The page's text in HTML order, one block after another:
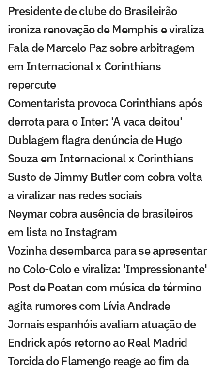
Presidente de clube do Brasileirão
ironiza renovação de Memphis e viraliza
Fala de Marcelo Paz sobre arbitragem
em Internacional x Corinthians
repercute
Comentarista provoca Corinthians após
derrota para o Inter: 'A vaca deitou'
Dublagem flagra denúncia de Hugo
Souza em Internacional x Corinthians
Susto de Jimmy Butler com cobra volta
a viralizar nas redes sociais
Neymar cobra ausência de brasileiros
em lista no Instagram
Vozinha desembarca para se apresentar
no Colo-Colo e viraliza: 'Impressionante'
Post de Poatan com música de término
agita rumores com Lívia Andrade
Jornais espanhóis avaliam atuação de
Endrick após retorno ao Real Madrid
Torcida do Flamengo reage ao fim da